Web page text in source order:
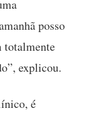
posso
totalmente
explicou.
é